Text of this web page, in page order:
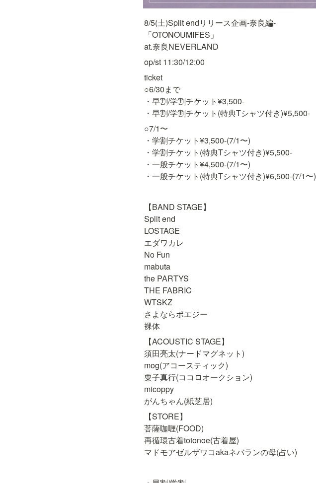
8/5(土)Split endリリース企画-奈良編-
「OTONOUMIFES」
at.奈良NEVERLAND
op/st 11:30/12:00
ticket
○6/30まで
・早割/学割チケット¥3,500-
・早割/学割チケット(特典Tシャツ付き)¥5,500-
○7/1〜
・学割チケット¥3,500-(7/1〜)
・学割チケット(特典Tシャツ付き)¥5,500-
・一般チケット¥4,500-(7/1〜)
・一般チケット(特典Tシャツ付き)¥6,500-(7/1〜)
【BAND STAGE】
Split end
LOSTAGE
エダワカレ
No Fun
mabuta
the PARTYS
THE FABRIC
WTSKZ
さよならポエジー
裸体
【ACOUSTIC STAGE】
須田亮太(ナードマグネット)
mog(アコースティック)
粟子真行(ココロオークション)
micoppy
がんちゃん(紙芝居)
【STORE】
菩薩咖喱(FOOD)
再循環古着totonoe(古着屋)
マドモアゼルザワコakaネバランの母(占い)